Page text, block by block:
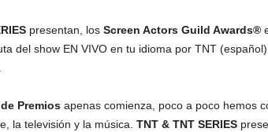
presentan, losScreen Actors Guild Awards®
del show EN VIVO en tu idioma por TNT
Premiosapenas comienza, poco a poco hemos
la televisión y la música. TNT & TNT SERIES